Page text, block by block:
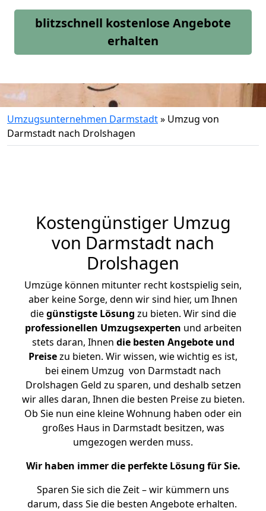
blitzschnell kostenlose Angebote
erhalten
Umzugsunternehmen Darmstadt» Umzug von
Darmstadt nach Drolshagen
Kostengünstiger Umzug
von Darmstadt nach
Drolshagen
Umzüge können mitunter recht kostspielig sein,
aber keine Sorge, denn wir sind hier, um Ihnen
diegünstigste Lösung zu bieten. Wir sind die
professionellen Umzugsexperten und arbeiten
stets daran, Ihnen die besten Angebote und
Preisezu bieten. Wir wissen, wie wichtig es ist,
bei einem Umzug von Darmstadt nach
Drolshagen Geld zu sparen, und deshalb setzen
wir alles daran, Ihnen die besten Preise zu bieten.
Ob Sie nun eine kleine Wohnung haben oder ein
großes Haus in Darmstadt besitzen, was
umgezogen werden muss.
Wir haben immer die perfekte Lösung für Sie.
Sparen Sie sich die Zeit – wir kümmern uns
darum, dass Sie die besten Angebote erhalten.